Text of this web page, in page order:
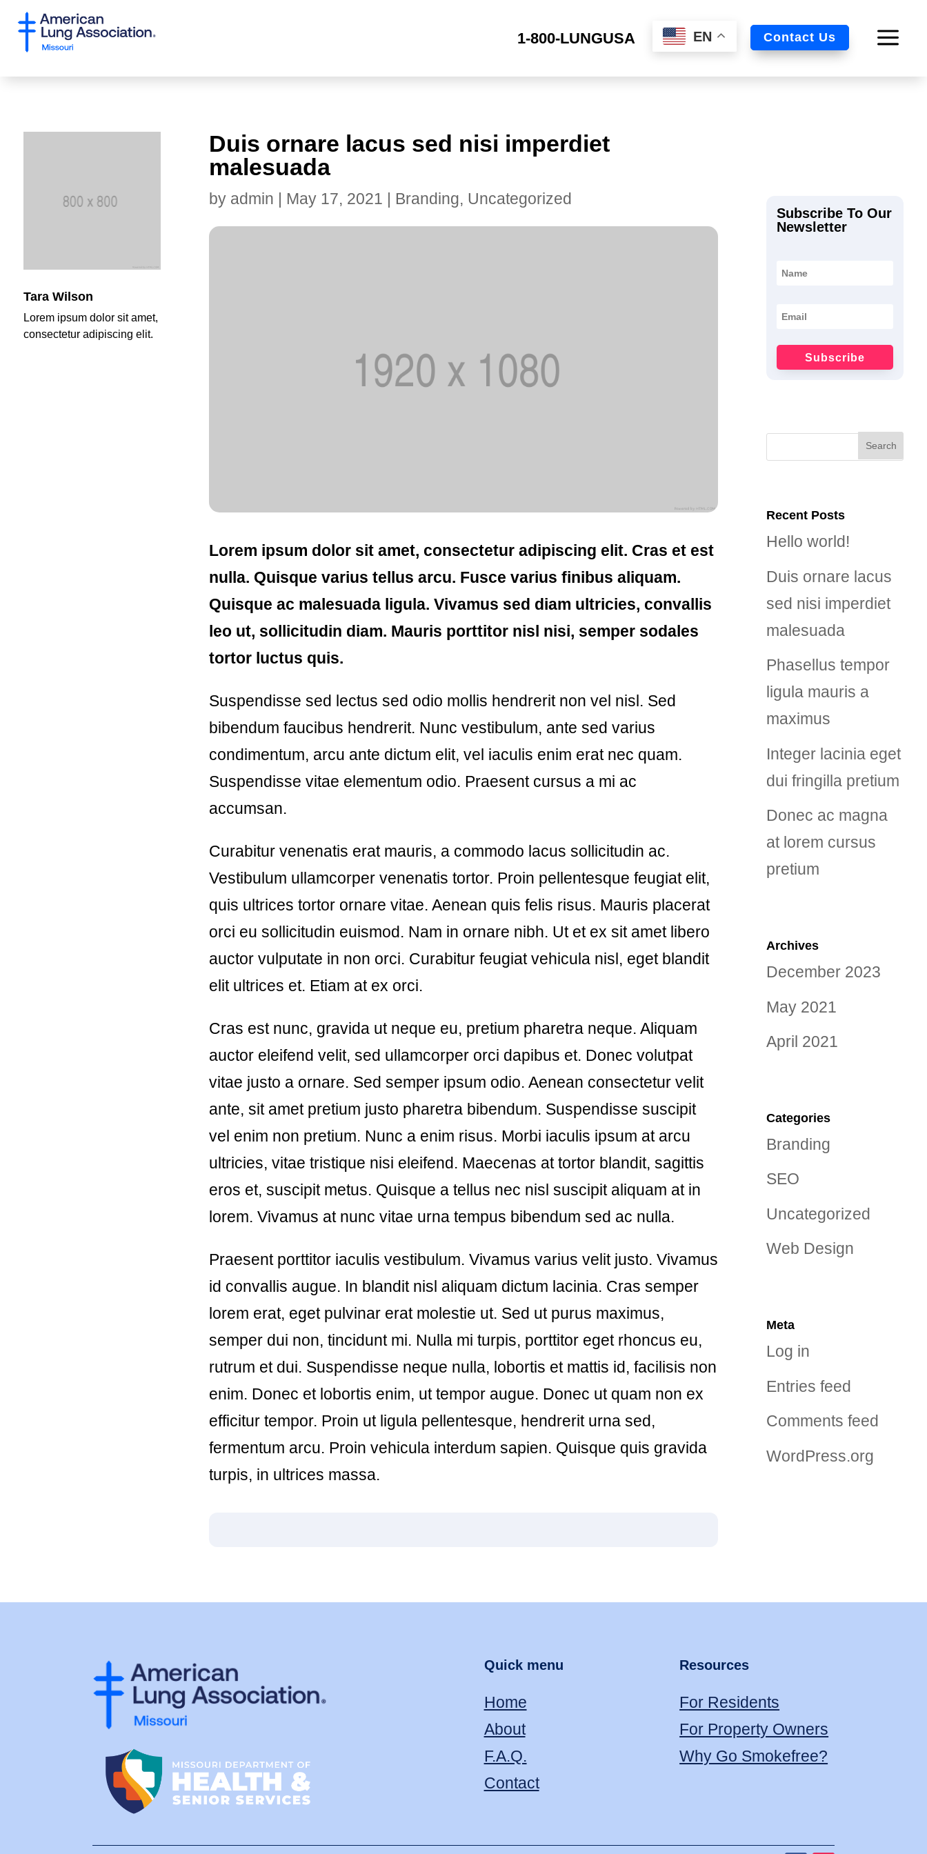
1-800-LUNGUSA EN Contact Us
Tara Wilson
Lorem ipsum dolor sit amet,
consectetur adipiscing elit.
Duis ornare lacus sed nisi imperdiet
malesuada
by admin May 17, 2021 Branding, Uncategorized
Lorem ipsum dolor sit amet, consectetur adipiscing elit. Cras et est
nulla. Quisque varius tellus arcu. Fusce varius finibus aliquam.
Quisque ac malesuada ligula. Vivamus sed diam ultricies, convallis
leo ut, sollicitudin diam. Mauris porttitor nisl nisi, semper sodales
tortor luctus quis.
Suspendisse sed lectus sed odio mollis hendrerit non vel nisl. Sed
bibendum faucibus hendrerit. Nunc vestibulum, ante sed varius
condimentum, arcu ante dictum elit, vel iaculis enim erat nec quam.
Suspendisse vitae elementum odio. Praesent cursus a mi ac
accumsan.
Curabitur venenatis erat mauris, a commodo lacus sollicitudin ac.
Vestibulum ullamcorper venenatis tortor. Proin pellentesque feugiat elit,
quis ultrices tortor ornare vitae. Aenean quis felis risus. Mauris placerat
orci eu sollicitudin euismod. Nam in ornare nibh. Ut et ex sit amet libero
auctor vulputate in non orci. Curabitur feugiat vehicula nisl, eget blandit
elit ultrices et. Etiam at ex orci.
Cras est nunc, gravida ut neque eu, pretium pharetra neque. Aliquam
auctor eleifend velit, sed ullamcorper orci dapibus et. Donec volutpat
vitae justo a ornare. Sed semper ipsum odio. Aenean consectetur velit
ante, sit amet pretium justo pharetra bibendum. Suspendisse suscipit
vel enim non pretium. Nunc a enim risus. Morbi iaculis ipsum at arcu
ultricies, vitae tristique nisi eleifend. Maecenas at tortor blandit, sagittis
eros et, suscipit metus. Quisque a tellus nec nisl suscipit aliquam at in
lorem. Vivamus at nunc vitae urna tempus bibendum sed ac nulla.
Praesent porttitor iaculis vestibulum. Vivamus varius velit justo. Vivamus
id convallis augue. In blandit nisl aliquam dictum lacinia. Cras semper
lorem erat, eget pulvinar erat molestie ut. Sed ut purus maximus,
semper dui non, tincidunt mi. Nulla mi turpis, porttitor eget rhoncus eu,
rutrum et dui. Suspendisse neque nulla, lobortis et mattis id, facilisis non
enim. Donec et lobortis enim, ut tempor augue. Donec ut quam non ex
efficitur tempor. Proin ut ligula pellentesque, hendrerit urna sed,
fermentum arcu. Proin vehicula interdum sapien. Quisque quis gravida
turpis, in ultrices massa.
Subscribe To Our
Newsletter
Subscribe
Recent Posts
Hello world!
Duis ornare lacus
sed nisi imperdiet
malesuada
Phasellus tempor
ligula mauris a
maximus
Integer lacinia eget
dui fringilla pretium
Donec ac magna
at lorem cursus
pretium
Archives
December 2023
May 2021
April 2021
Categories
Branding
SEO
Uncategorized
Web Design
Meta
Log in
Entries feed
Comments feed
WordPress.org
Quick menu
Home
About
F.A.Q.
Contact
Resources
For Residents
For Property Owners
Why Go Smokefree?